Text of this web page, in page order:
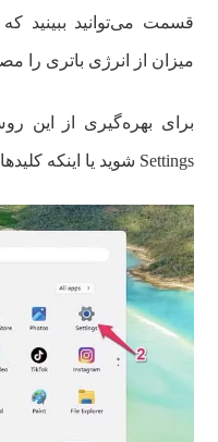
قسمت می‌توانید ببینید
میزان از انرژی باتری را
برای بهره‌گیری از این
Settings شوید یا اینکه کلیدهای Windows+i را فشار دهید.